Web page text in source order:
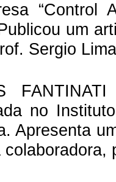
“Control
um
Sergio
no
Apresenta